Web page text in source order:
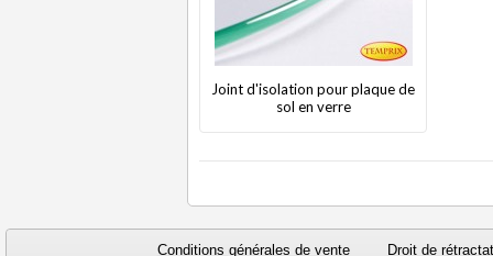
Joint d'isolation pour plaque de
sol en verre
Conditions générales de vente Droit de